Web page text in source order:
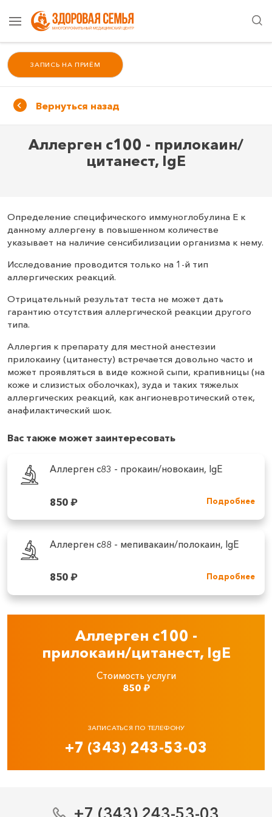
ЗАПИСЬ НА ПРИЁМ
Вернуться назад
Аллерген c100 - прилокаин/
цитанест, IgE
Определение специфического иммуноглобулина Е к
данному аллергену в повышенном количестве
указывает на наличие сенсибилизации организма к нему.
Исследование проводится только на 1-й тип
аллергических реакций.
Отрицательный результат теста не может дать
гарантию отсутствия аллергической реакции другого
типа.
Аллергия к препарату для местной анестезии
прилокаину (цитанесту) встречается довольно часто и
может проявляться в виде кожной сыпи, крапивницы (на
коже и слизистых оболочках), зуда и таких тяжелых
аллергических реакций, как ангионевротический отек,
анафилактический шок.
Вас также может заинтересовать
Аллерген c83 - прокаин/новокаин, IgE
850₽ Подробнее
Аллерген c88 ‑ мепивакаин/полокаин, IgE
850₽ Подробнее
Аллерген c100 -
прилокаин/цитанест, IgE
Стоимость услуги
850₽
ЗАПИСАТЬСЯ ПО ТЕЛЕФОНУ
+7 (343) 243-53-03